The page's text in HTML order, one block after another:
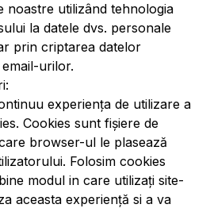
noastre utilizând tehnologia
la datele dvs. personale
prin criptarea datelor
urilor.
experiența de utilizare a
Cookies sunt fișiere de
browser-ul le plasează
Folosim cookies
modul in care utilizați site-
aceasta experiență si a va